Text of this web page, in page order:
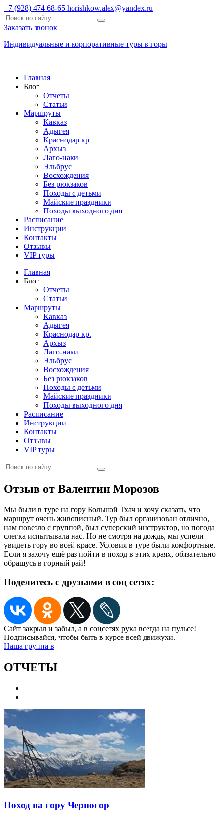
+7 (928) 474 68-65 horishkow.alex@yandex.ru
Заказать звонок
Индивидуальные и корпоративные туры в горы
Главная
Блог
Отчеты
Статьи
Маршруты
Кавказ
Адыгея
Краснодар кр.
Архыз
Лаго-наки
Эльбрус
Восхождения
Без рюкзаков
Походы с детьми
Майские праздники
Походы выходного дня
Расписание
Инструкции
Контакты
Отзывы
VIP туры
Главная
Блог
Отчеты
Статьи
Маршруты
Кавказ
Адыгея
Краснодар кр.
Архыз
Лаго-наки
Эльбрус
Восхождения
Без рюкзаков
Походы с детьми
Майские праздники
Походы выходного дня
Расписание
Инструкции
Контакты
Отзывы
VIP туры
Отзыв от Валентин Морозов
Мы были в туре на гору Большой Тхач и хочу сказать, что
маршрут очень живописный. Тур был организован отлично,
нам повезло с группой, был суперский инструктор, но погода
слегка испытывала нас. Но не смотря на дождь, мы успели
увидеть гору во всей красе. Условия в туре были комфортные.
Если я захочу ещё раз пойти в поход в этих краях, обязательно
обращусь в горный рай!
Поделитесь с друзьями в соц сетях:
Сайт закрыл и забыл, а в соцсетях рука всегда на пульсе!
Подписывайся, чтобы быть в курсе всей движухи.
Наша группа в
ОТЧЕТЫ
Поход на гору Черногор